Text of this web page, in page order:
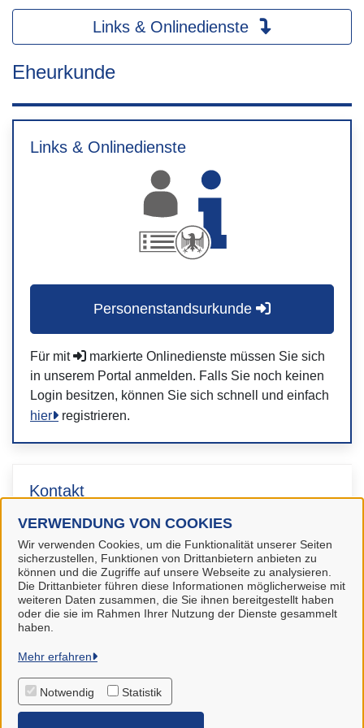
VERWENDUNG VON COOKIES
Wir verwenden Cookies, um die Funktionalität unserer Seiten
sicherzustellen, Funktionen von Drittanbietern anbieten zu
können und die Zugriffe auf unsere Webseite zu analysieren.
Die Drittanbieter führen diese Informationen möglicherweise mit
weiteren Daten zusammen, die Sie ihnen bereitgestellt haben
oder die sie im Rahmen Ihrer Nutzung der Dienste gesammelt
haben.
Mehr erfahren
Notwendig Statistik
Links & Onlinedienste
Eheurkunde
Links & Onlinedienste
Personenstandsurkunde
Für mit
markierte Onlinedienste müssen Sie sich
in unserem Portal anmelden. Falls Sie noch keinen
Login besitzen, können Sie sich schnell und einfach
hier
registrieren.
Kontakt
Standesamt
Gemeinde Stuhr
Alle Rechte vorbehalten